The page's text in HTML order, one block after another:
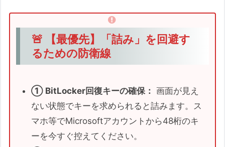
🚨 【最優先】「詰み」を回避す
るための防衛線
① BitLocker回復キーの確保： 画面が見え
ない状態でキーを求められると詰みます。ス
マホ等でMicrosoftアカウントから48桁のキ
ーを今すぐ控えてください。